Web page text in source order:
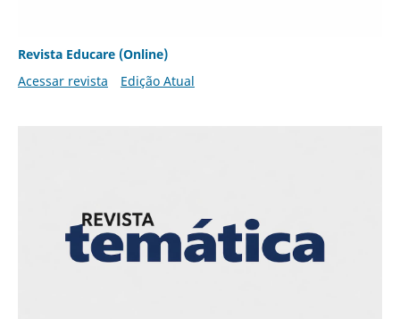
Revista Educare (Online)
Acessar revista
Edição Atual